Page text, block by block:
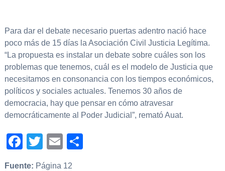
Para dar el debate necesario puertas adentro nació hace
poco más de 15 días la Asociación Civil Justicia Legítima.
“La propuesta es instalar un debate sobre cuáles son los
problemas que tenemos, cuál es el modelo de Justicia que
necesitamos en consonancia con los tiempos económicos,
políticos y sociales actuales. Tenemos 30 años de
democracia, hay que pensar en cómo atravesar
democráticamente al Poder Judicial”, remató Auat.
Facebook
TwitterEmail
Fuente: Página 12